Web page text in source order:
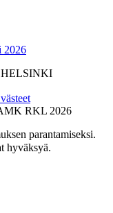
2026
HELSINKI
RKL 2026
parantamiseksi.
hyväksyä.